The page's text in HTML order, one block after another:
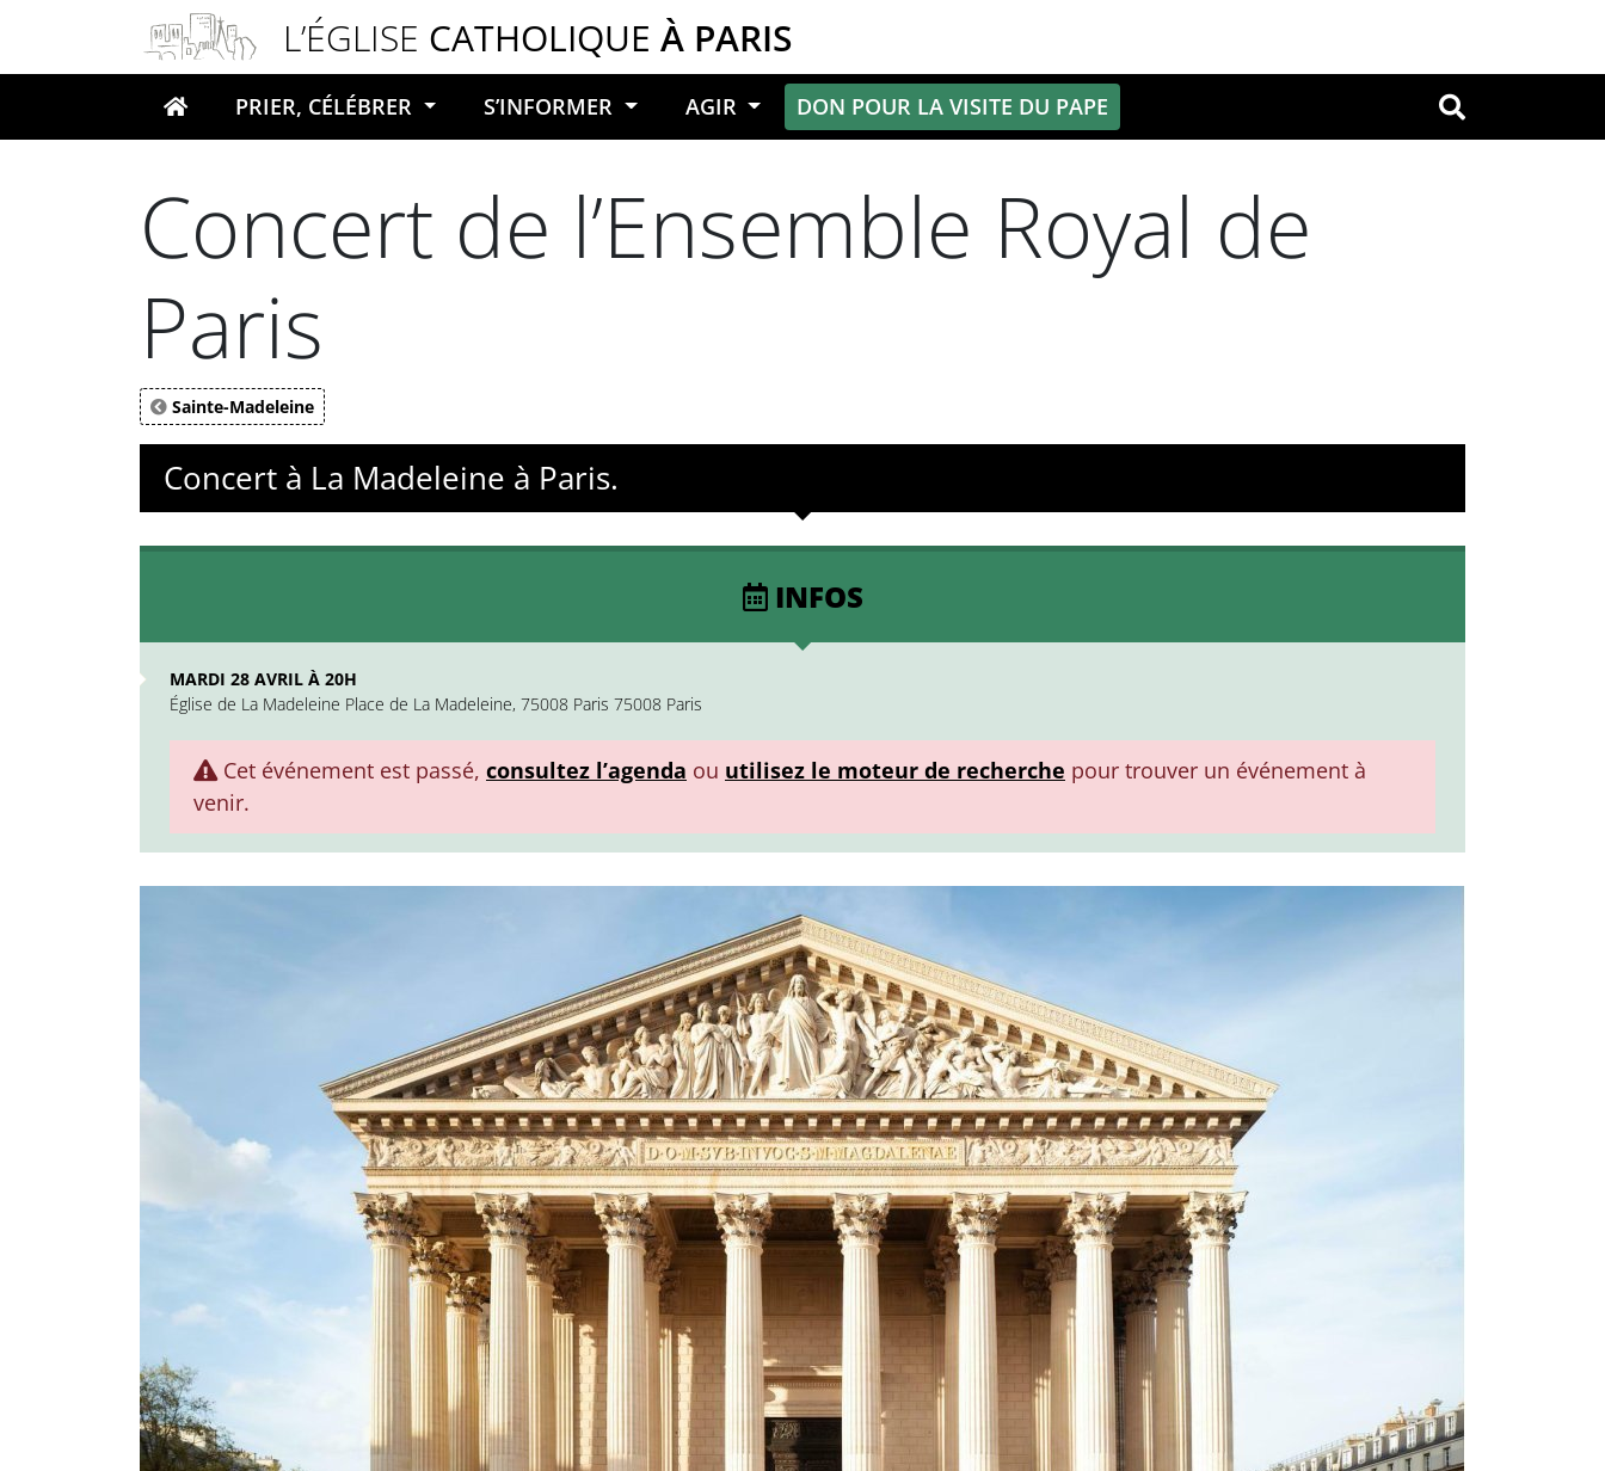
L’ÉGLISE CATHOLIQUE À PARIS
Votre recherche OK
PRIER, CÉLÉBRER S’INFORMER AGIR DON POUR LA VISITE DU PAPE
Concert de l’Ensemble Royal de
Paris
Sainte-Madeleine
Concert à La Madeleine à Paris.
INFOS
MARDI 28 AVRIL À 20H
Église de La Madeleine Place de La Madeleine, 75008 Paris 75008 Paris
Cet événement est passé, consultez l’agenda ou utilisez le moteur de recherche pour trouver un événement à
venir.
Panneau de gestion des cookies